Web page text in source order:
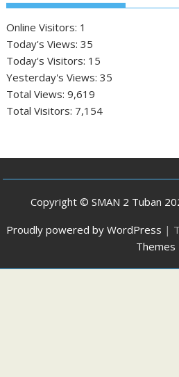
Online Visitors: 1
Today's Views:35
Today's Visitors: 15
Yesterday's Views:35
Total Views:9,619
Total Visitors: 7,154
Copyright © SMAN 2 Tuban
Proudly powered by WordPress |
Themes